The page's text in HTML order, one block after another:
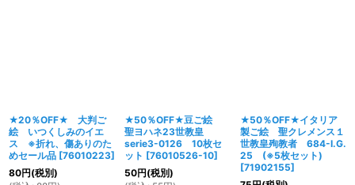
★20％OFF★ 大判ご
絵 いつくしみのイエ
ス ※折れ、傷ありのた
めセール品 [76010223]
80円(税別)
★50％OFF★豆ご絵
聖ヨハネ23世教皇
serie3-0126 10枚セ
ット [76010526-10]
50円(税別)
★50％OFF★イタリア
製ご絵 聖クレメンス１
世教皇殉教者 684-I.G.
25 (※5枚セット)
[71902155]